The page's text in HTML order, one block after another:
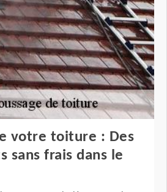
votre toiture : Des
sans frais dans le